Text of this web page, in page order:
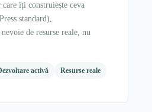
îți construiește ceva
standard),
de resurse reale, nu
activă Resurse reale